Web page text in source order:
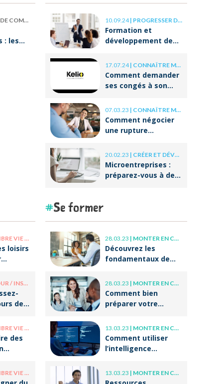
: les
10.09.24| PROGRESSER DANS SA CARRIÈRE
Formation et
développement des
clés de la réussite à
long terme
17.07.24| CONNAÎTRE MES DROITS
Comment demander
ses congés à son
07.03.23 | CONNAÎTRE MES DROITS
Comment négocier
une rupture
20.02.23 | CRÉER ET DÉVELOPPER SA BOÎTE
Microentreprises :
préparez-vous à des
/ VIE PERSO
loisirs
/ INSOLITE
de
/ VIE PERSO
des
/ VIE PERSO
Se former
28.03.23 | MONTER EN COMPÉTENCE
Découvrez les
fondamentaux de
et du coaching !
28.03.23 | MONTER EN COMPÉTENCE
Comment bien
préparer votre
professionnelle ?
13.03.23 | MONTER EN COMPÉTENCE
Comment utiliser
l’intelligence
ses écrits
professionnels ?
13.03.23 | MONTER EN COMPÉTENCE